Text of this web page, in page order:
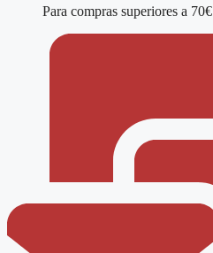
Para compras superiores a 70€